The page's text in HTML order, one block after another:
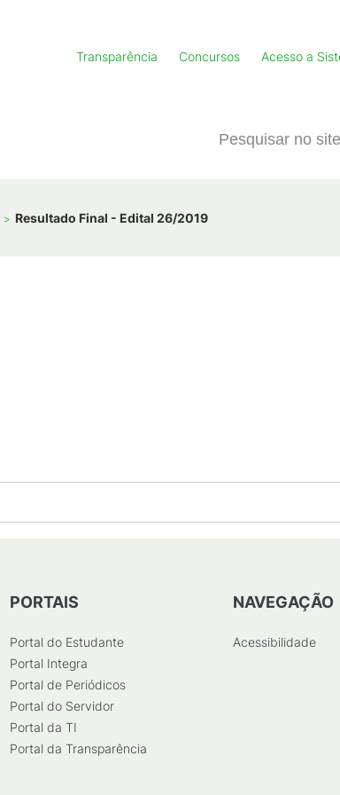
Transparência Concursos Acesso a
Resultado Final - Edital 26/2019
PORTAIS
Portal do Estudante
Portal Integra
Portal de Periódicos
Portal do Servidor
Portal da TI
Portal da Transparência
NAVEGAÇÃO
Acessibilidade